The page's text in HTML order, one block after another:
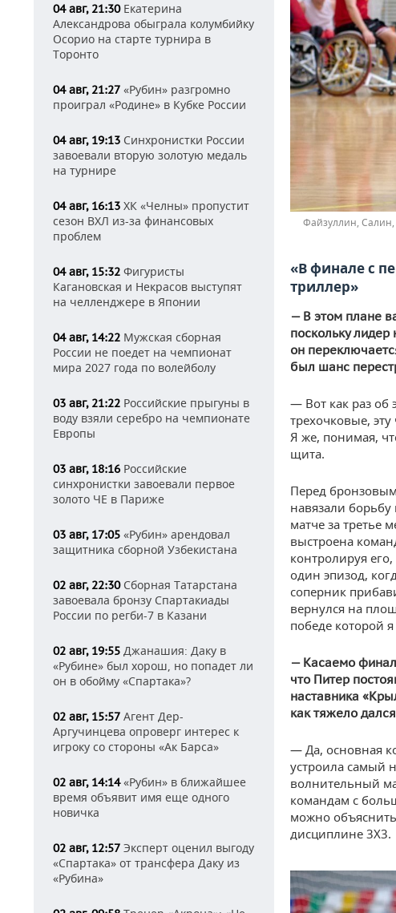
04 авг, 21:30Екатерина
Александрова обыграла колумбийку
Осорио на старте турнира в
Торонто
04 авг, 21:27 «Рубин» разгромно
проиграл «Родине» в Кубке России
04 авг, 19:13 Синхронистки России
завоевали вторую золотую медаль
на турнире
04 авг, 16:13 ХК «Челны» пропустит
сезон ВХЛ из-за финансовых
проблем
04 авг, 15:32 Фигуристы
Кагановская и Некрасов выступят
на челленджере в Японии
04 авг, 14:22 Мужская сборная
России не поедет на чемпионат
мира 2027 года по волейболу
03 авг, 21:22 Российские прыгуны в
воду взяли серебро на чемпионате
Европы
03 авг, 18:16 Российские
синхронистки завоевали первое
золото ЧЕ в Париже
03 авг, 17:05 «Рубин» арендовал
защитника сборной Узбекистана
02 авг, 22:30Сборная Татарстана
завоевала бронзу Спартакиады
России по регби-7 в Казани
02 авг, 19:55 Джанашия: Даку в
«Рубине» был хорош, но попадет ли
он в обойму «Спартака»?
02 авг, 15:57 Агент Дер-
Аргучинцева опроверг интерес к
игроку со стороны «Ак Барса»
02 авг, 14:14«Рубин» в ближайшее
время объявит имя еще одного
новичка
02 авг, 12:57 Эксперт оценил выгоду
«Спартака» от трансфера Даку из
«Рубина»
Файзуллин, Салин,
«В финале с
триллер»
— В этом плане
поскольку
он
был шанс
— Вот как раз об
трехочковые,
Я же, понимая,
щита.
Перед
навязали
матче за третье
выстроена
контролируя
один эпизод,
соперник
вернулся на
победе которой
— Касаемо
что Питер
наставника
как тяжело
— Да, основная
устроила самый
волнительный
командам с
можно
дисциплине 3Х3.